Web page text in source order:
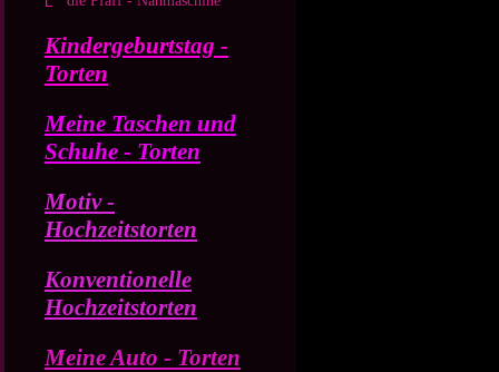
Kindergeburtstag -
Torten
Meine Taschen und
Schuhe - Torten
Motiv -
Hochzeitstorten
Konventionelle
Hochzeitstorten
Meine Auto - Torten